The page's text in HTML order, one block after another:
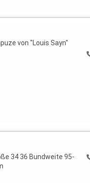
von "Louis Sayn"
34 36 Bundweite 95-